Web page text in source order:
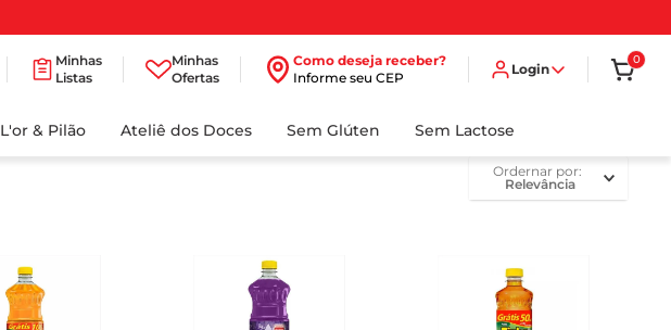
Minhas
Listas
Minhas
Ofertas
Como deseja receber?
Informe seu CEP
Login
0
L'or & Pilão Ateliê dos Doces Sem Glúten Sem Lactose
ordernar por
Relevância